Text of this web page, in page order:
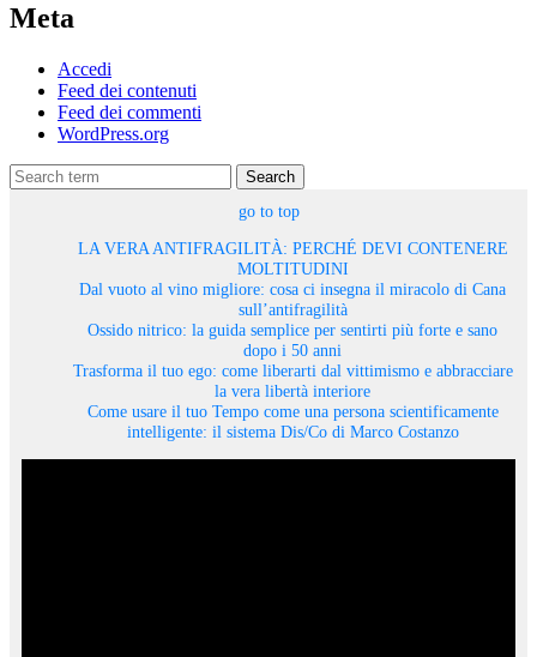
Meta
Accedi
Feed dei contenuti
Feed dei commenti
WordPress.org
Search
go to top
LA VERA ANTIFRAGILITÀ: PERCHÉ DEVI CONTENERE
MOLTITUDINI
Dal vuoto al vino migliore: cosa ci insegna il miracolo di Cana
sull’antifragilità
Ossido nitrico: la guida semplice per sentirti più forte e sano
dopo i 50 anni
Trasforma il tuo ego: come liberarti dal vittimismo e abbracciare
la vera libertà interiore
Come usare il tuo Tempo come una persona scientificamente
intelligente: il sistema Dis/Co di Marco Costanzo